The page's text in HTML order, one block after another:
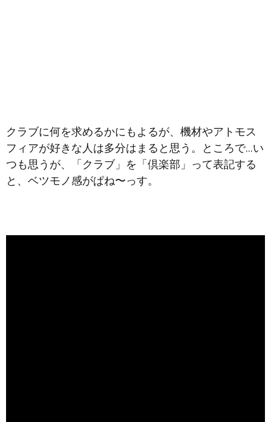
クラブに何を求めるかにもよるが、機材やアトモス
フィアが好きな人は多分はまると思う。ところで…い
つも思うが、「クラブ」を「倶楽部」って表記する
と、ベツモノ感がぱね〜っす。